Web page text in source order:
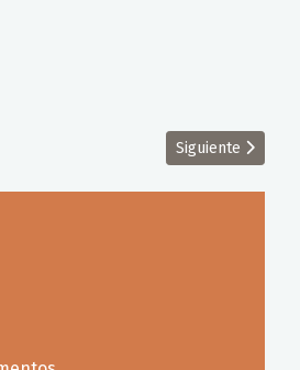
Artículo
Siguiente